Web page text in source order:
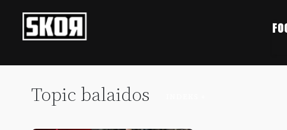
Topic balaidos
Football +
Pedoman